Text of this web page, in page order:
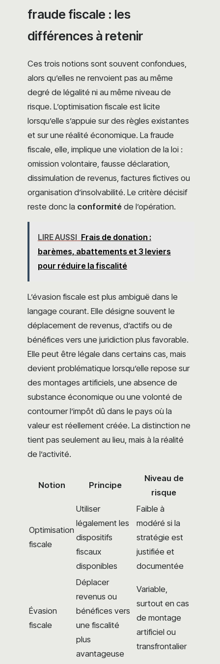
fraude fiscale : les
différences à retenir
Ces trois notions sont souvent confondues,
alors qu’elles ne renvoient pas au même
degré de légalité ni au même niveau de
risque. L’optimisation fiscale est licite
lorsqu’elle s’appuie sur des règles existantes
et sur une réalité économique. La fraude
fiscale, elle, implique une violation de la loi :
omission volontaire, fausse déclaration,
dissimulation de revenus, factures fictives ou
organisation d’insolvabilité. Le critère décisif
reste donc la conformité de l’opération.
LIRE AUSSI Frais de donation :
barèmes, abattements et 3 leviers
pour réduire la fiscalité
L’évasion fiscale est plus ambiguë dans le
langage courant. Elle désigne souvent le
déplacement de revenus, d’actifs ou de
bénéfices vers une juridiction plus favorable.
Elle peut être légale dans certains cas, mais
devient problématique lorsqu’elle repose sur
des montages artificiels, une absence de
substance économique ou une volonté de
contourner l’impôt dû dans le pays où la
valeur est réellement créée. La distinction ne
tient pas seulement au lieu, mais à la réalité
de l’activité.
Notion Principe
Niveau de
risque
Optimisation
fiscale
Utiliser
légalement les
dispositifs
fiscaux
disponibles
Faible à
modéré si la
stratégie est
justifiée et
documentée
Évasion
fiscale
Déplacer
revenus ou
bénéfices vers
une fiscalité
plus
avantageuse
Variable,
surtout en cas
de montage
artificiel ou
transfrontalier